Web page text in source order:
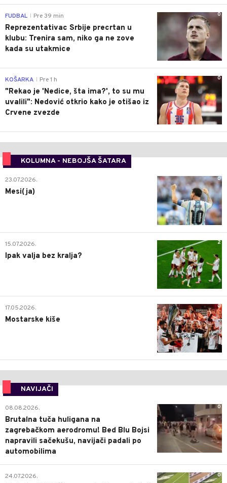
0
FUDBAL Pre 39 min
Reprezentativac Srbije precrtan u
klubu: Trenira sam, niko ga ne zove
kada su utakmice
0
KOŠARKA Pre 1 h
"Rekao je 'Nedice, šta ima?', to su mu
uvalili": Nedović otkrio kako je otišao iz
Crvene zvezde
KOLUMNA - NEBOJŠA ŠATARA
0
23.07.2026.
Mesi(ja)
2
15.07.2026.
Ipak valja bez kralja?
0
17.05.2026.
Mostarske kiše
NAVIJAČI
0
08.08.2026.
Brutalna tuča huligana na
zagrebačkom aerodromu! Bed Blu Bojsi
napravili sačekušu, navijači padali po
automobilima
0
24.07.2026.